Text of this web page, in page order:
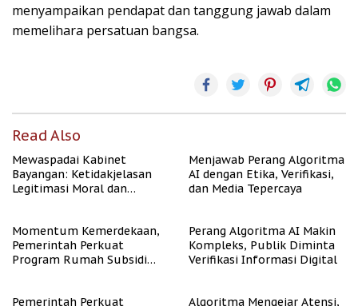
menyampaikan pendapat dan tanggung jawab dalam
memelihara persatuan bangsa.
Read Also
Mewaspadai Kabinet
Bayangan: Ketidakjelasan
Legitimasi Moral dan
Menjawab Perang Algoritma
AI dengan Etika, Verifikasi,
dan Media Tepercaya
Momentum Kemerdekaan,
Pemerintah Perkuat
Program Rumah Subsidi
Perang Algoritma AI Makin
Kompleks, Publik Diminta
Verifikasi Informasi Digital
Pemerintah Perkuat Algoritma Mengejar Atensi,